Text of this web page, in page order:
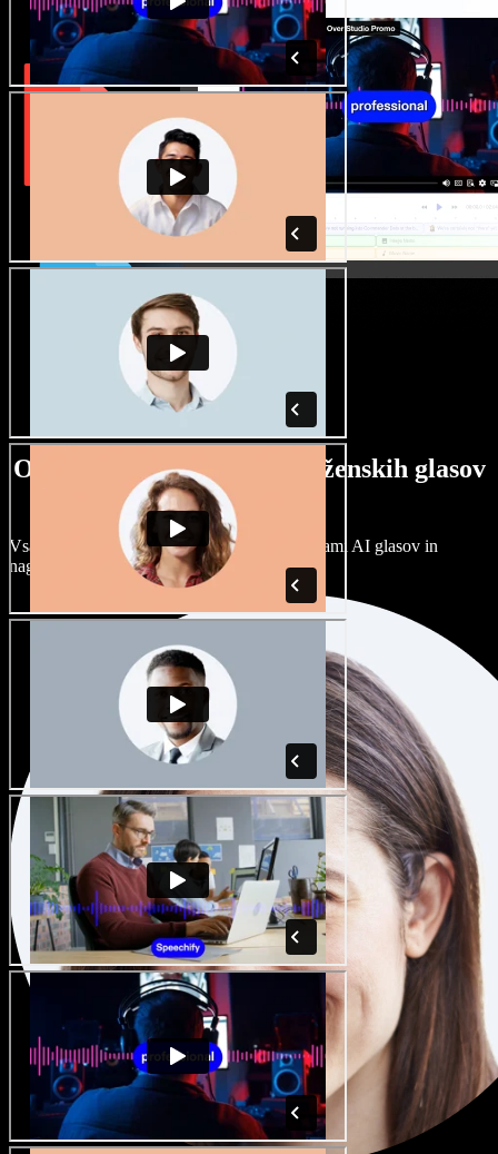
Ogromna izbira moških in ženskih glasov
ter naglasov
Vsak projekt je unikaten. Izbirajte med stotinami AI glasov in
naglasov ter jih prilagodite po svoje.